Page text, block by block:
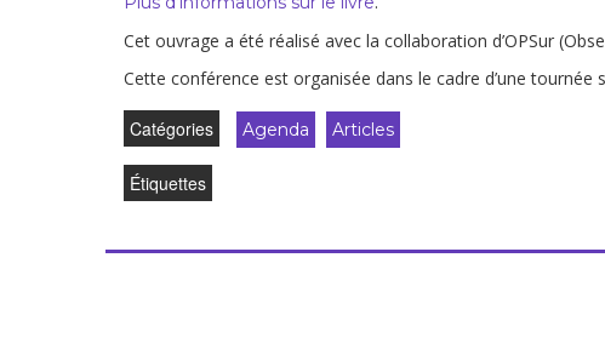
Cet ouvrage a été réalisé avec la collaboration d’OPSur
Cette conférence est organisée dans le cadre d’une tournée
Catégories Agenda Articles
Étiquettes